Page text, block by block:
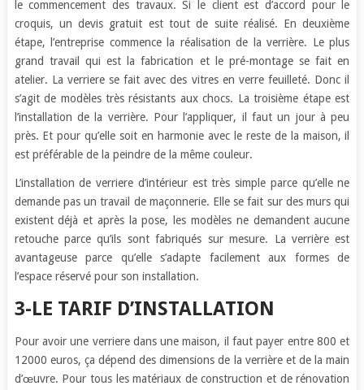
le commencement des travaux. Si le client est d’accord pour le
croquis, un devis gratuit est tout de suite réalisé. En deuxième
étape, l’entreprise commence la réalisation de la verrière. Le plus
grand travail qui est la fabrication et le pré-montage se fait en
atelier. La verriere se fait avec des vitres en verre feuilleté. Donc il
s’agit de modèles très résistants aux chocs. La troisième étape est
l’installation de la verrière. Pour l’appliquer, il faut un jour à peu
près. Et pour qu’elle soit en harmonie avec le reste de la maison, il
est préférable de la peindre de la même couleur.
L’installation de verriere d’intérieur est très simple parce qu’elle ne
demande pas un travail de maçonnerie. Elle se fait sur des murs qui
existent déjà et après la pose, les modèles ne demandent aucune
retouche parce qu’ils sont fabriqués sur mesure. La verrière est
avantageuse parce qu’elle s’adapte facilement aux formes de
l’espace réservé pour son installation.
3-LE TARIF D’INSTALLATION
Pour avoir une verriere dans une maison, il faut payer entre 800 et
12000 euros, ça dépend des dimensions de la verrière et de la main
d’œuvre. Pour tous les matériaux de construction et de rénovation